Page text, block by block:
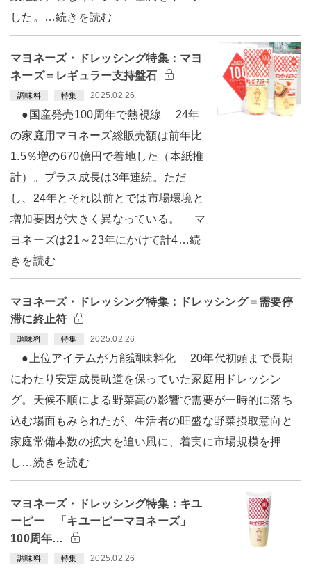
した。…続きを読む
マヨネーズ・ドレッシング特集：マヨ
ネーズ＝レギュラー支持盤石
調味料 特集 2025.02.26
●国産発売100周年で熱視線 24年
の家庭用マヨネーズ総販売額は前年比
1.5％増の670億円で着地した（本紙推
計）。プラス成長は3年連続。ただ
し、24年とそれ以前とでは市場環境と
増加要因が大きく異なっている。 マ
ヨネーズは21～23年にかけて計4…続
きを読む
マヨネーズ・ドレッシング特集：ドレッシング＝需要停
滞に終止符
調味料 特集 2025.02.26
●上位アイテムが万能調味料化 20年代初頭まで長期
にわたり安定成長軌道を保っていた家庭用ドレッシン
グ。天候不順による野菜高の影響で需要が一時的に落ち
込む場面もみられたが、生活者の旺盛な野菜摂取意向と
家庭常備本数の拡大を追い風に、着実に市場規模を押
し…続きを読む
マヨネーズ・ドレッシング特集：キユ
ーピー 「キユーピーマヨネーズ」
100周年…
調味料 特集 2025.02.26